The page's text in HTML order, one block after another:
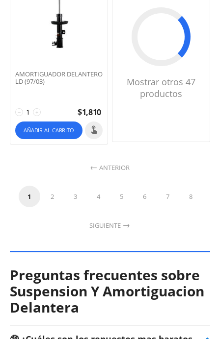
AMORTIGUADOR DELANTERO
LD (97/03)
+
− $1,810
AÑADIR AL CARRITO
Mostrar otros 47
productos
ANTERIOR
1 2 3 4 5 6 7 8
SIGUIENTE
Preguntas frecuentes sobre
Suspension Y Amortiguacion
Delantera